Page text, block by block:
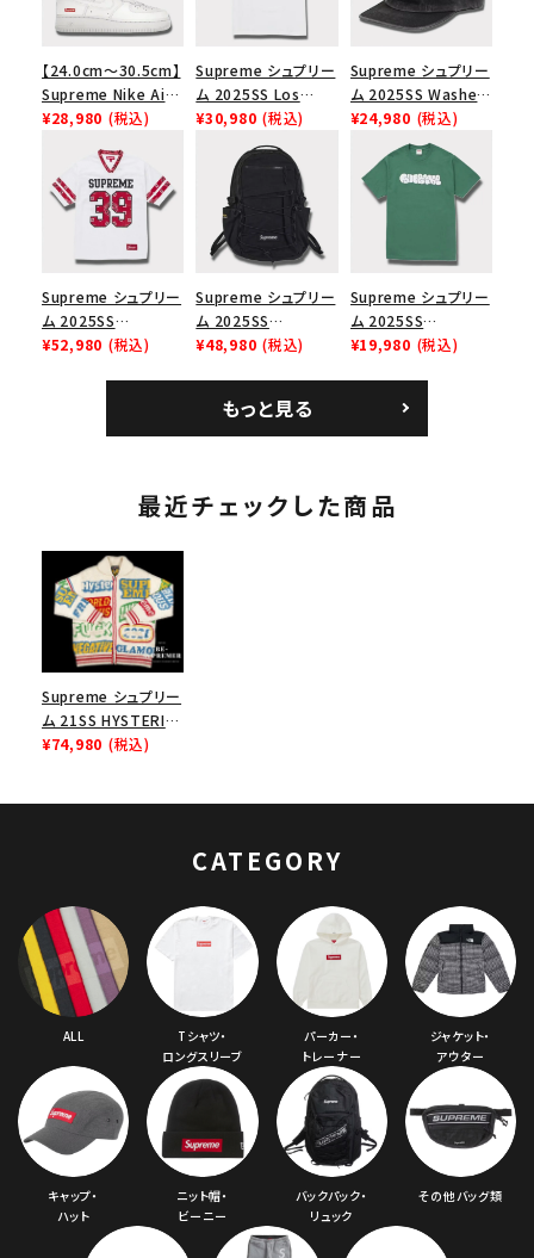
【24.0cm～30.5cm】
Supreme Nike Air
Force 1 Low シュプ
ース１スニーカー シ
ューズ ホワイト
¥28,980 (税込)
Supreme シュプリー
ム 2025SS Los
Angeles Fire Relief
Box Logo Tee ファ
イヤーリリーフボック
スロゴTシャツ ホワ
イト 白
¥30,980 (税込)
Supreme シュプリー
ム 2025SS Washed
Chino Twill Camp
Cap ウォッシュチノツ
イルキャンプキャップ
ブラック 黒
¥24,980 (税込)
Supreme シュプリー
ム 2025SS
Bandana Football
¥52,980 (税込)
Supreme シュプリー
ム 2025SS
Backpack バックパッ
¥48,980 (税込)
Supreme シュプリー
ム 2025SS
Homerun Tee ホー
¥19,980 (税込)
もっと見る
最近チェックした商品
Supreme シュプリー
ム 21SS HYSTERIC
GLAMOUR Logos
¥74,980 (税込)
CATEGORY
ALL
Tシャツ・
ロングスリーブ
パーカー・
トレーナー
ジャケット・
アウター
キャップ・
ハット
ニット帽・
ビーニー
バックパック・
リュック
その他バッグ類